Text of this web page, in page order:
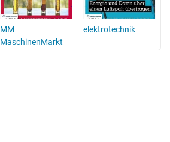
MM
MaschinenMarkt
elektrotechnik